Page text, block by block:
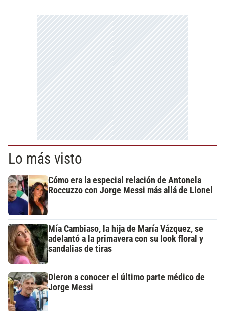
Lo más visto
Cómo era la especial relación de Antonela
Roccuzzo con Jorge Messi más allá de Lionel
Mía Cambiaso, la hija de María Vázquez, se
adelantó a la primavera con su look floral y
sandalias de tiras
Dieron a conocer el último parte médico de
Jorge Messi